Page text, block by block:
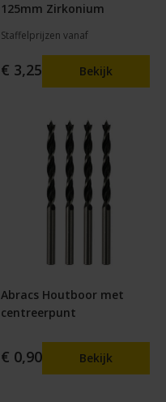
125mm Zirkonium
Staffelprijzen vanaf
€ 3,25 Bekijk
Abracs Houtboor met
centreerpunt
€ 0,90 Bekijk